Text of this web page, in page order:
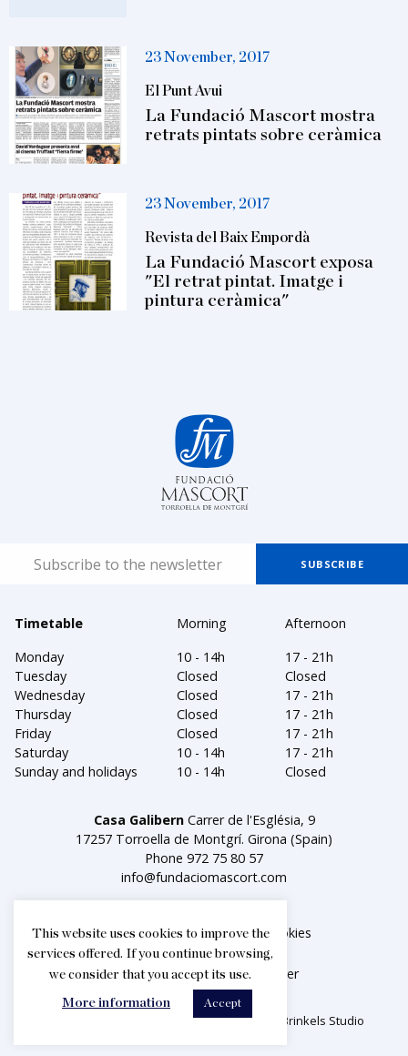
23 November, 2017
El Punt Avui
La Fundació Mascort mostra
retrats pintats sobre ceràmica
23 November, 2017
Revista del Baix Empordà
La Fundació Mascort exposa
"El retrat pintat. Imatge i
pintura ceràmica"
Timetable Morning
Afternoon
Monday
10 - 14h
17 - 21h
Tuesday
Closed
Closed
Wednesday
Closed
17 - 21h
Thursday
Closed
17 - 21h
Friday
Closed
17 - 21h
Saturday
10 - 14h
17 - 21h
Sunday and holidays
10 - 14h Closed
Casa GalibernCarrer de l'Església, 9
17257 Torroella de Montgrí. Girona (Spain)
Phone 972 75 80 57
info@fundaciomascort.com
Legal notice Política de cookies
Facebook Instagram Twitter
2026© Fundació Privada Mascort. Creat per Brinkels Studio
This website uses cookies to improve the
services offered. If you continue browsing,
we consider that you accept its use.
More information Accept